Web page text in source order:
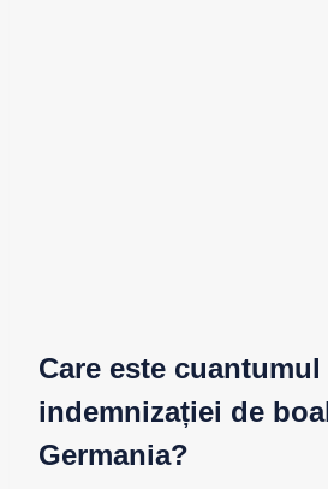
Care este cuantumul
indemnizației de
Germania?